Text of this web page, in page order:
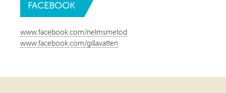
FACEBOOK
www.facebook.com/nelmsmetod
www.facebook.com/gillavatten